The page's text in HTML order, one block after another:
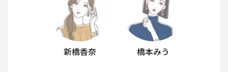
新橋香奈 橋本みう